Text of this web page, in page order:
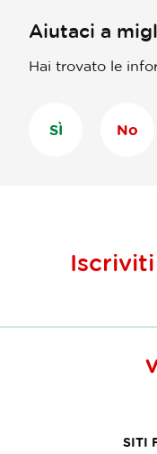
Aiutaci a
Hai trovato le
SÌ No
SITI